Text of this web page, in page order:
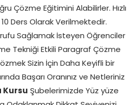
Çözme Eğitimini Alabilirler. Hızlı
Ders Olarak Verilmektedir.
Sağlamak İsteyen Öğrenciler
Tekniği Etkili Paragraf Çözme
Sizin İçin Daha Keyifli bir
Başarı Oranınız ve Netleriniz
Kursu Şubelerimizde Yüz yüze